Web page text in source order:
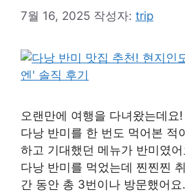
7월 16, 2025 작성자: trip
오랜만에 여행을 다녀왔는데요
다낭 반미를 한 번도 먹어본 적
하고 기대했던 메뉴가 반미였
다낭 반미를 먹었는데 찐찐찐
간 동안 총 3번이나 방문했어